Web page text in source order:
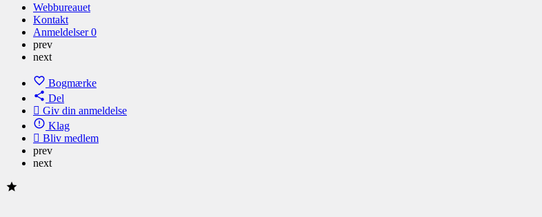
Webbureauet
Kontakt
Anmeldelser0
prev
next
Bogmærke
Del
Giv din anmeldelse
Klag
Bliv medlem
prev
next